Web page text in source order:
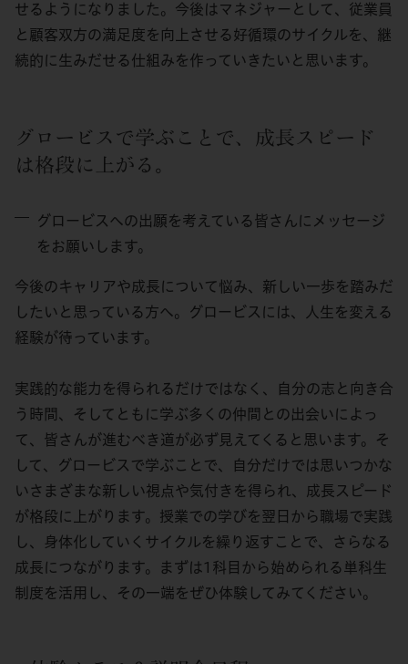
せるようになりました。今後はマネジャーとして、従業員
と顧客双方の満足度を向上させる好循環のサイクルを、継
続的に生みだせる仕組みを作っていきたいと思います。
グロービスで学ぶことで、成長スピード
は格段に上がる。
グロービスへの出願を考えている皆さんにメッセージ
をお願いします。
今後のキャリアや成長について悩み、新しい一歩を踏みだ
したいと思っている方へ。グロービスには、人生を変える
経験が待っています。
実践的な能力を得られるだけではなく、自分の志と向き合
う時間、そしてともに学ぶ多くの仲間との出会いによっ
て、皆さんが進むべき道が必ず見えてくると思います。そ
して、グロービスで学ぶことで、自分だけでは思いつかな
いさまざまな新しい視点や気付きを得られ、成長スピード
が格段に上がります。授業での学びを翌日から職場で実践
し、身体化していくサイクルを繰り返すことで、さらなる
成長につながります。まずは1科目から始められる単科生
制度を活用し、その一端をぜひ体験してみてください。